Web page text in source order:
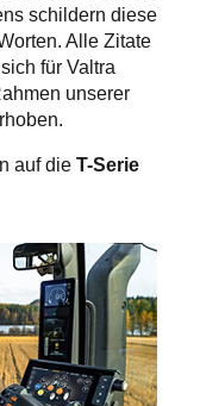
schildern diese
Alle Zitate
für Valtra
unserer
auf die T-Serie